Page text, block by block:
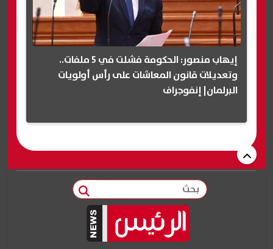
إيهاب منصور: الحكومة فشلت في 5 ملفات..
وتعديلات قانون المعاشات على رأس أولويات
البرلمان| إنفوجراف
بحث